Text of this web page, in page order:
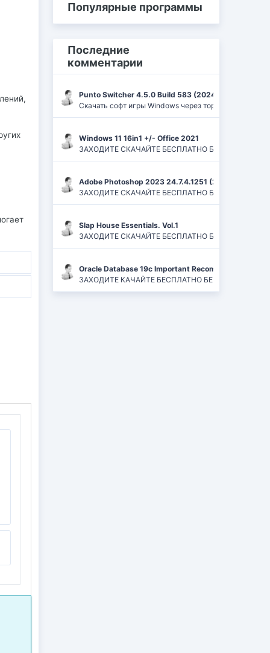
Популярные программы
Последние
комментарии
Punto Switcher 4.5.0 Build 583 (2024) РС | RePack
Скачать софт игры Windows через торрент Ufrag:
Windows 11 16in1 +/- Office 2021
ЗАХОДИТЕ СКАЧАЙТЕ БЕСПЛАТНО БЕЗ
Adobe Photoshop 2023 24.7.4.1251 (2024) PC |
ЗАХОДИТЕ СКАЧАЙТЕ БЕСПЛАТНО БЕЗ
Slap House Essentials. Vol.1
ЗАХОДИТЕ СКАЧАЙТЕ БЕСПЛАТНО БЕЗ
Oracle Database 19c Important Recommended One-
ЗАХОДИТЕ КАЧАЙТЕ БЕСПЛАТНО БЕЗ РЕГИСТРАЦИЙ